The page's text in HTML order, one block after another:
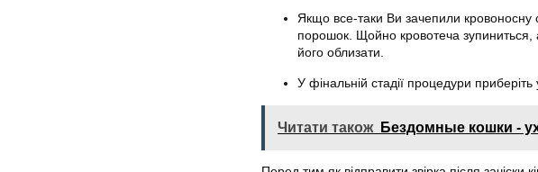
Якщо все-таки Ви зачепили кровоносну
порошок. Щойно кровотеча зупиниться,
його облизати.
У фінальній стадії процедури приберіть
Читати також Бездомные кошки -